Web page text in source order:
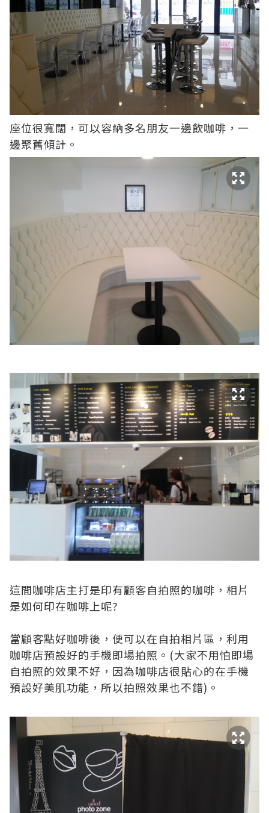
座位很寬闊，可以容納多名朋友一邊飲咖啡，一
邊聚舊傾計。
這間咖啡店主打是印有顧客自拍照的咖啡，相片
是如何印在咖啡上呢?
當顧客點好咖啡後，便可以在自拍相片區，利用
咖啡店預設好的手機即場拍照。(大家不用怕即場
自拍照的效果不好，因為咖啡店很貼心的在手機
預設好美肌功能，所以拍照效果也不錯)。